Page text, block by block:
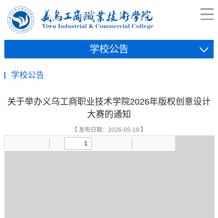
学校公告
学校公告
关于举办义乌工商职业技术学院2026年版权创意设计
大赛的通知
【 发布日期：2026-05-19 】